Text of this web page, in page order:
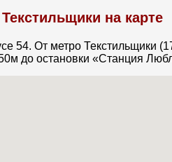
на карте
54. От метро Текстильщики
до остановки «Станция